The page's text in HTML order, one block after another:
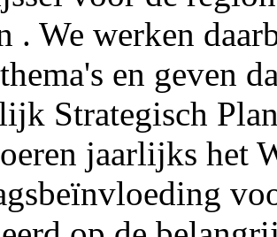
. We werken
en geven
Strategisch
jaarlijks het